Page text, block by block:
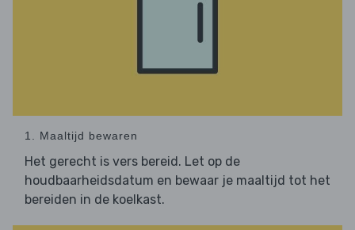
1. Maaltijd bewaren
Het gerecht is vers bereid. Let op de
houdbaarheidsdatum en bewaar je maaltijd tot het
bereiden in de koelkast.